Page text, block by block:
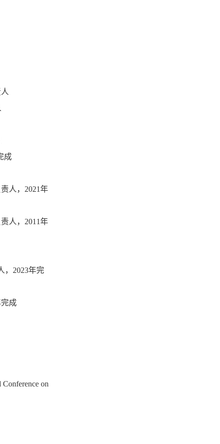
成
人，2021年
人，2011年
，2023年完
成
on